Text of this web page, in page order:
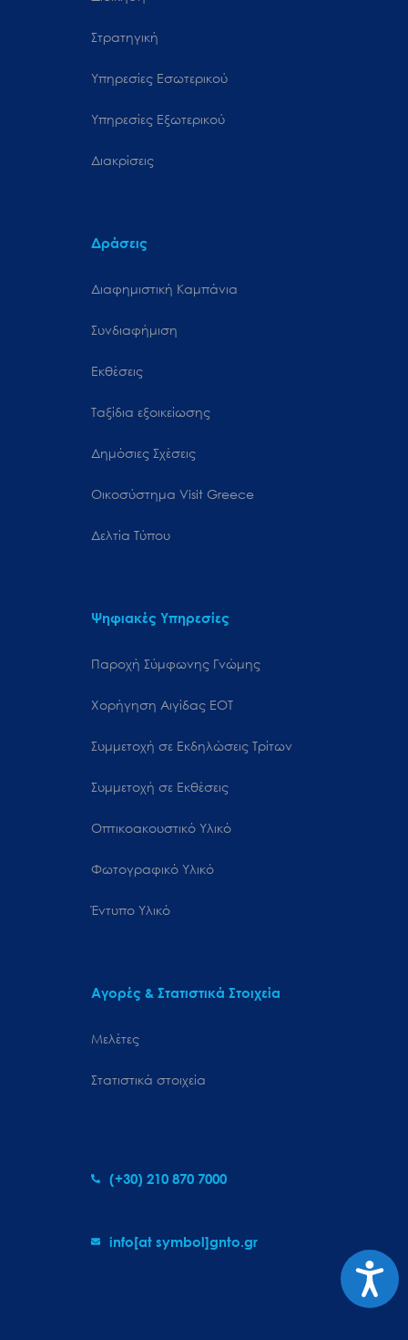
Στρατηγική
Υπηρεσίες Εσωτερικού
Υπηρεσίες Εξωτερικού
Διακρίσεις
Δράσεις
Διαφημιστική Καμπάνια
Συνδιαφήμιση
Εκθέσεις
Ταξίδια εξοικείωσης
Δημόσιες Σχέσεις
Oικοσύστημα Visit Greece
Δελτία Τύπου
Ψηφιακές Υπηρεσίες
Παροχή Σύμφωνης Γνώμης
Χορήγηση Αιγίδας ΕΟΤ
Συμμετοχή σε Εκδηλώσεις Τρίτων
Συμμετοχή σε Εκθέσεις
Οπτικοακουστικό Υλικό
Φωτογραφικό Υλικό
Έντυπο Υλικό
Αγορές & Στατιστικά Στοιχεία
Μελέτες
Στατιστικά στοιχεία
(+30) 210 870 7000
info[at symbol]gnto.gr